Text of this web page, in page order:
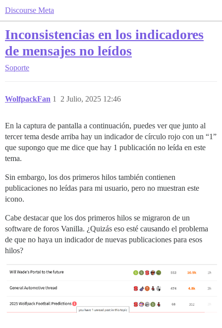
Discourse Meta
Inconsistencias en los indicadores
de mensajes no leídos
Soporte
WolfpackFan 2 Julio, 2025 12:46
1
En la captura de pantalla a continuación, puedes ver que junto al
tercer tema desde arriba hay un indicador de círculo rojo con un “1”
que supongo que me dice que hay 1 publicación no leída en este
tema.
Sin embargo, los dos primeros hilos también contienen
publicaciones no leídas para mi usuario, pero no muestran este
icono.
Cabe destacar que los dos primeros hilos se migraron de un
software de foros Vanilla. ¿Quizás eso esté causando el problema
de que no haya un indicador de nuevas publicaciones para esos
hilos?